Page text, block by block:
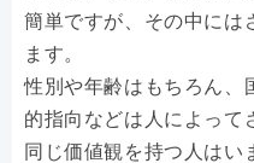
簡単ですが、その中には
ます。
性別や年齢はもちろん、
的指向などは人によって
同じ価値観を持つ人はい